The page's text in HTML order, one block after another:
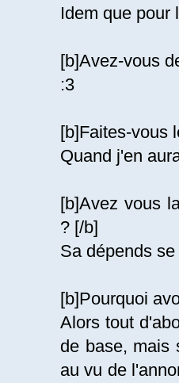
Idem que pour
[b]Avez-vous
:3
[b]Faites-vous
Quand j'en
[b]Avez vous
? [/b]
Sa dépends
[b]Pourquoi
Alors tout
de base, mais
au vu de